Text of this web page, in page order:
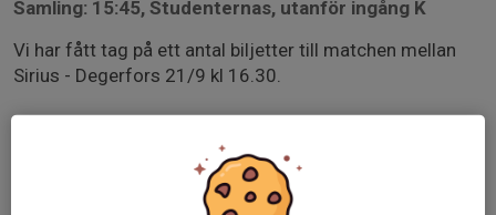
Samling: 15:45, Studenternas, utanför ingång K
Vi har fått tag på ett antal biljetter till matchen mellan
Sirius - Degerfors 21/9 kl 16.30.
Resa dit och hem är eget ansvar.